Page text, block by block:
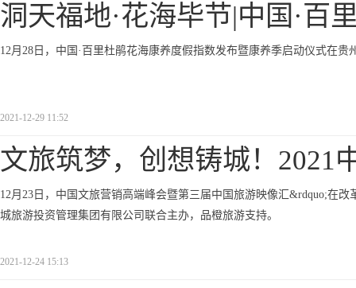
洞天福地·花海毕节|中国·百
12月28日，中国·百里杜鹃花海康养度假指数发布暨康养季启动仪式在贵
2021-12-29 11:52
文旅筑梦，创想铸城！2021
12月23日，中国文旅营销高端峰会暨第三届中国旅游映像汇&rdquo;在
城旅游投资管理集团有限公司联合主办，品橙旅游支持。
2021-12-24 15:13